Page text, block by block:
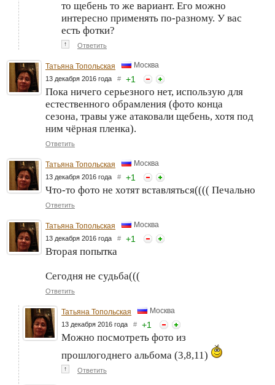
то щебень то же вариант. Его можно
интересно применять по-разному. У вас
есть фотки?
↑ Ответить
Татьяна Топольская Москва
13 декабря 2016 года # +1
Пока ничего серьезного нет, использую для
естественного обрамления (фото конца
сезона, травы уже атаковали щебень, хотя под
ним чёрная пленка).
Ответить
Татьяна Топольская Москва
13 декабря 2016 года # +1
Что-то фото не хотят вставляться(((( Печально
Ответить
Татьяна Топольская Москва
13 декабря 2016 года # +1
Вторая попытка
Сегодня не судьба(((
Ответить
Татьяна Топольская Москва
13 декабря 2016 года # +1
Можно посмотреть фото из
прошлогоднего альбома (3,8,11)
↑ Ответить